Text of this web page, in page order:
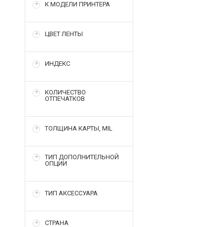
К МОДЕЛИ ПРИНТЕРА
ЦВЕТ ЛЕНТЫ
ИНДЕКС
КОЛИЧЕСТВО
ОТПЕЧАТКОВ
ТОЛЩИНА КАРТЫ, MIL
ТИП ДОПОЛНИТЕЛЬНОЙ
ОПЦИИ
ТИП АКСЕССУАРА
СТРАНА